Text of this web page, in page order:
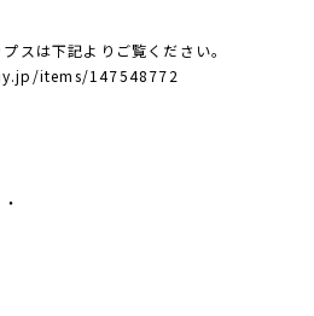
スは下記よりご覧ください。
items/147548772
・